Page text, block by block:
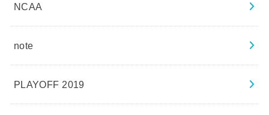
NCAA
note
PLAYOFF 2019